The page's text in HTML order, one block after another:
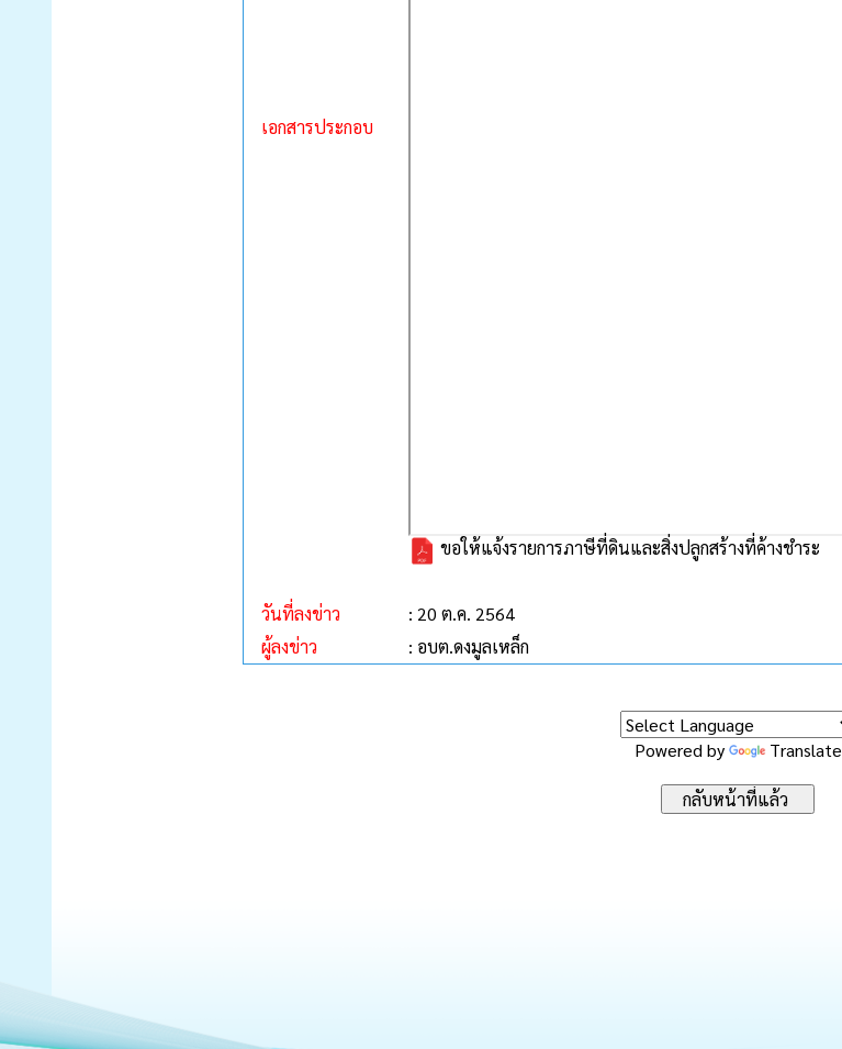
เอกสารประกอบ
ขอให้แจ้งรายการภาษีที่ดินและสิ่งปลูกสร้างที่ค้างชำระ
วันที่ลงข่าว
: 20 ต.ค. 2564
ผู้ลงข่าว
: อบต.ดงมูลเหล็ก
Powered by Translate